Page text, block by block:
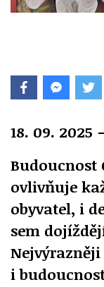
18. 09. 2025
Budoucnost
ovlivňuje
obyvatel, i
sem
i